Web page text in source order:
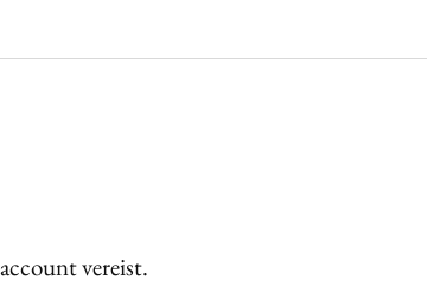
vereist.